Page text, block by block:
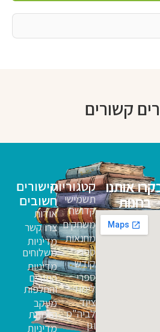
קשורים
קטגוריות
תשמישי
קדושה
משחקים
מחנאות
ספרי
קודש
ספרי
לימוד
ציוד
לביה"ס
וגן
קישורים
חשובים
אודות
צרו קשר
מדיניות
משלוחים
מדיניות
החזרים
והחלפות
מעקב
הזמנות
מדיניות
אותנו
בחנות